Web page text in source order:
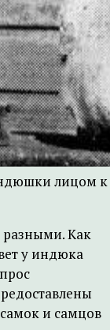
лицом
разными. Как
у индюка
и самцов